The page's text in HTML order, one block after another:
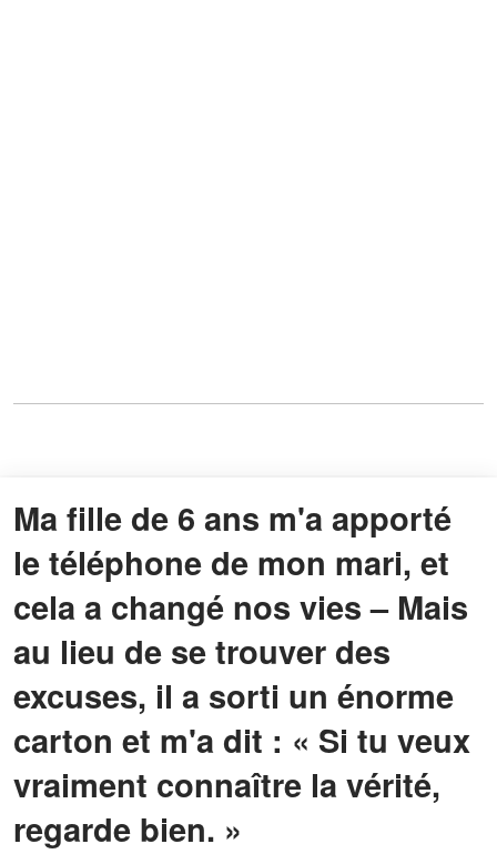
Ma fille de 6 ans m'a apporté
le téléphone de mon mari, et
cela a changé nos vies – Mais
au lieu de se trouver des
excuses, il a sorti un énorme
carton et m'a dit : « Si tu veux
vraiment connaître la vérité,
regarde bien. »